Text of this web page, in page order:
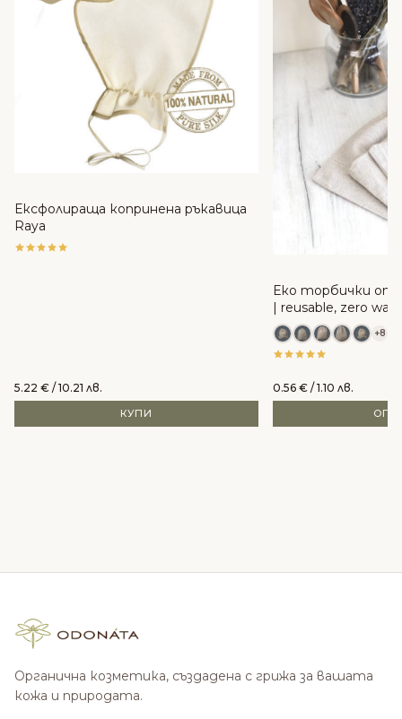
Ексфолираща копринена ръкавица
Raya
5.22 € / 10.21 лв.
КУПИ
Еко торбички от
| reusable, zero
+8
0.56 € / 1.10 лв.
Органична козметика, създадена с грижа за вашата
кожа и природата.